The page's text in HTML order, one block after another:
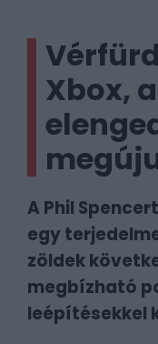
Xbox,
A Phil
egy
zöldek
megbízható
leépítésekkel